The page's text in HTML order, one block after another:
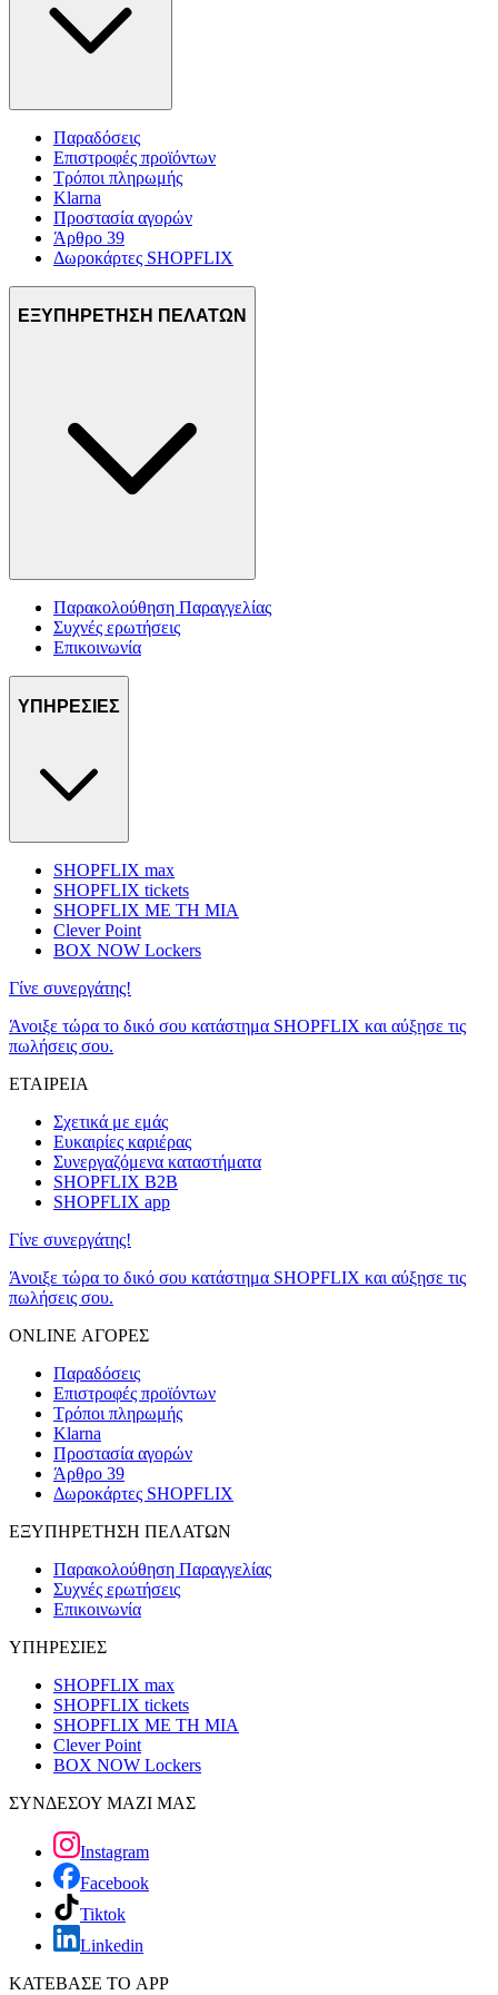
Παραδόσεις
Επιστροφές προϊόντων
Τρόποι πληρωμής
Klarna
Προστασία αγορών
Άρθρο 39
Δωροκάρτες SHOPFLIX
ΕΞΥΠΗΡΕΤΗΣΗ ΠΕΛΑΤΩΝ
Παρακολούθηση Παραγγελίας
Συχνές ερωτήσεις
Επικοινωνία
ΥΠΗΡΕΣΙΕΣ
SHOPFLIX max
SHOPFLIX tickets
SHOPFLIX ΜΕ ΤΗ ΜΙΑ
Clever Point
BOX NOW Lockers
Γίνε συνεργάτης!
Άνοιξε τώρα το δικό σου κατάστημα SHOPFLIX και αύξησε τις
πωλήσεις σου.
ΕΤΑΙΡΕΙΑ
Σχετικά με εμάς
Ευκαιρίες καριέρας
Συνεργαζόμενα καταστήματα
SHOPFLIX B2B
SHOPFLIX app
Γίνε συνεργάτης!
Άνοιξε τώρα το δικό σου κατάστημα SHOPFLIX και αύξησε τις
πωλήσεις σου.
ONLINE ΑΓΟΡΕΣ
Παραδόσεις
Επιστροφές προϊόντων
Τρόποι πληρωμής
Klarna
Προστασία αγορών
Άρθρο 39
Δωροκάρτες SHOPFLIX
ΕΞΥΠΗΡΕΤΗΣΗ ΠΕΛΑΤΩΝ
Παρακολούθηση Παραγγελίας
Συχνές ερωτήσεις
Επικοινωνία
ΥΠΗΡΕΣΙΕΣ
SHOPFLIX max
SHOPFLIX tickets
SHOPFLIX ΜΕ ΤΗ ΜΙΑ
Clever Point
BOX NOW Lockers
ΣΥΝΔΕΣΟΥ ΜΑΖΙ ΜΑΣ
Instagram
Facebook
Tiktok
Linkedin
ΚΑΤΕΒΑΣΕ ΤΟ APP